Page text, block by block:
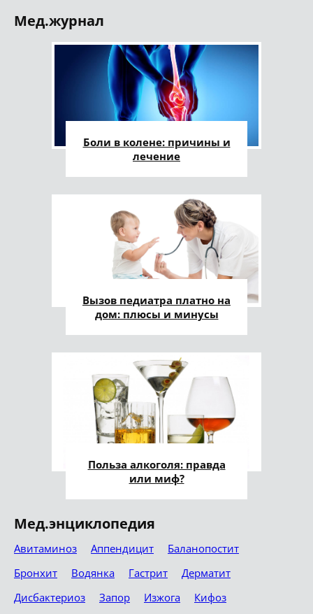
Мед.журнал
Боли в колене: причины и
лечение
Вызов педиатра платно на
дом: плюсы и минусы
Польза алкоголя: правда
или миф?
Мед.энциклопедия
Авитаминоз Аппендицит
Баланопостит
Бронхит
Водянка Гастрит
Дерматит
Дисбактериоз
Запор Изжога
Кифоз